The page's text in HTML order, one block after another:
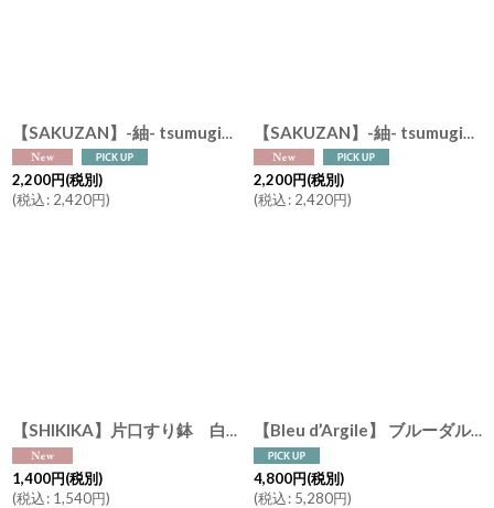
【SAKUZAN】-紬- tsumugi 碗 抹茶碗 中鉢 カフェオレボウル つむぎ 作山窯 日本製 φ13cm
2,200円(税別)
(税込: 2,420円)
【SAKUZAN】-紬- tsumugi 碗 飯碗 茶碗 ボウル つむぎ 作山窯 日本製
2,200円(税別)
(税込: 2,420円)
【SHIKIKA】片口すり鉢 白唐津 黒唐津 美濃焼 陶器 日本製 SALIU LOLO
1,400円(税別)
(税込: 1,540円)
【Bleu d’Argile】 ブルーダルジール マグカップ フランス 食器 陶器 ブルーダルジル
4,800円(税別)
(税込: 5,280円)